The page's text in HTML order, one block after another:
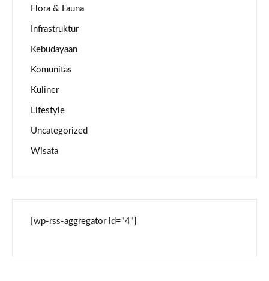
Flora & Fauna
Infrastruktur
Kebudayaan
Komunitas
Kuliner
Lifestyle
Uncategorized
Wisata
[wp-rss-aggregator id="4"]